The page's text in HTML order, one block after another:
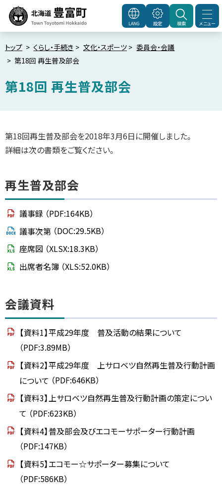
へ
メ
ー
北海道豊富町Town
メニュー
LANG 設定 検索
トップ くらし・手続き 文化・スポーツ
委員会・会議
第18回 再生普及部会
第18回 再生普及部会
内
目
次
再
及
部
会
会
議
資
こ
の
に
関
す
お
わ
せ
第18回再生普及部会を2018年3月6日に開催しました。
詳細は次の書類をご覧ください。
再生普及部会
議事録 （PDF:164KB）
議事次第 （DOC:29.5KB）
座席図 （XLSX:18.3KB）
出席者名簿 （XLS:52.0KB）
ト
ッ
プ
に
る
会議資料
【資料1】平成29年度 普及活動の結果について
（PDF:3.89MB）
【資料2】平成29年度 上サロベツ自然再生普及行動計画
について （PDF:646KB）
【資料3】上サロベツ自然再生普及行動計画の策定につい
て （PDF:623KB）
【資料4】普及部会及びエコモーサポーター行動計画
（PDF:147KB）
【資料5】エコモー☆サポーター募集について
（PDF:586KB）